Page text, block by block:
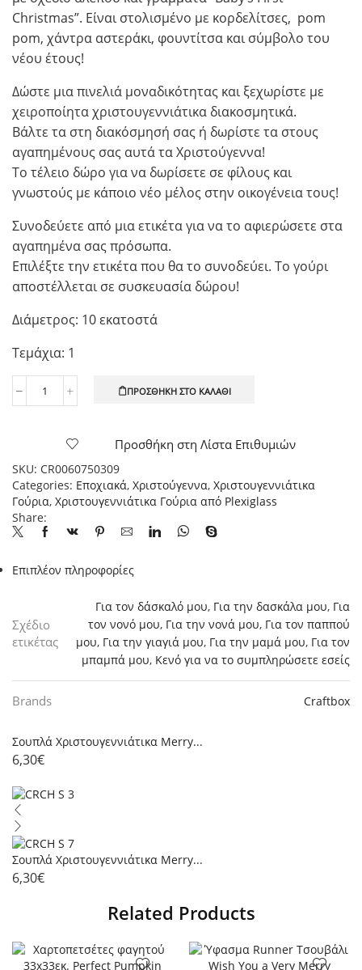
Christmas”. Είναι στολισμένο με κορδελίτσες, pom
pom, χάντρα αστεράκι, φουντίτσα και σύμβολο του
νέου έτους!
Δώστε μια πινελιά μοναδικότητας και ξεχωρίστε με
χειροποίητα χριστουγεννιάτικα διακοσμητικά.
Βάλτε τα στη διακόσμησή σας ή δωρίστε τα στους
αγαπημένους σας αυτά τα Χριστούγεννα!
Το τέλειο δώρο για να δωρίσετε σε φίλους και
γνωστούς με κάποιο νέο μέλος στην οικογένεια τους!
Συνοδεύετε από μια ετικέτα για να το αφιερώσετε στα
αγαπημένα σας πρόσωπα.
Επιλέξτε την ετικέτα που θα το συνοδεύει. Το γούρι
αποστέλλεται σε συσκευασία δώρου!
Διάμετρος: 10 εκατοστά
Τεμάχια: 1
Χειροποίητο
plexiglass
"Baby's
First
Christmas"
~
Αλεπού
ΠΡΟΣΘΉΚΗ ΣΤΟ ΚΑΛΆΘΙ
Προσθήκη στη Λίστα Επιθυμιών
SKU: CR0060750309
Categories: Εποχιακά, Χριστούγεννα, Χριστουγεννιάτικα
Γούρια, Χριστουγεννιάτικα Γούρια από Plexiglass
Share:
Επιπλέον πληροφορίες
Σχέδιο
ετικέτας
Για τον δάσκαλό μου, Για την δασκάλα μου, Για
τον νονό μου, Για την νονά μου, Για τον παππού
μου, Για την γιαγιά μου, Για την μαμά μου, Για τον
μπαμπά μου, Κενό για να το συμπληρώσετε εσείς
Brands Craftbox
Σουπλά Χριστουγεννιάτικα Merry...
6,30€
Σουπλά Χριστουγεννιάτικα Merry...
6,30€
Related Products